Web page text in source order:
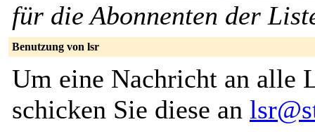
für die Abonnenten der
Benutzung von lsr
Um eine Nachricht an alle
schicken Sie diese an